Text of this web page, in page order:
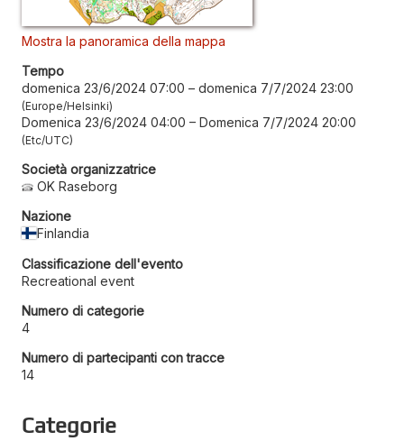
Mostra la panoramica della mappa
Tempo
domenica 23/6/2024 07:00 – domenica 7/7/2024 23:00
Europe/Helsinki
Domenica 23/6/2024 04:00 – Domenica 7/7/2024 20:00
Etc/UTC
Società organizzatrice
OK Raseborg
Nazione
Finlandia
Classificazione dell'evento
Recreational event
Numero di categorie
4
Numero di partecipanti con tracce
14
Categorie